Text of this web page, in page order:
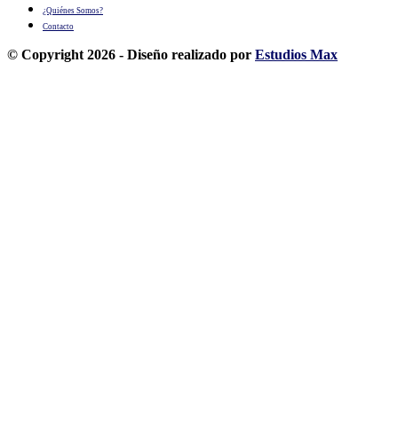
¿Quiénes Somos?
Contacto
© Copyright 2026 - Diseño realizado por Estudios Max